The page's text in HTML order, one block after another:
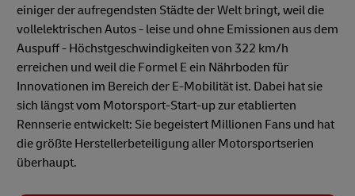
einiger der aufregendsten Städte der Welt bringt, weil die
vollelektrischen Autos - leise und ohne Emissionen aus dem
Auspuff - Höchstgeschwindigkeiten von 322 km/h
erreichen und weil die Formel E ein Nährboden für
Innovationen im Bereich der E-Mobilität ist. Dabei hat sie
sich längst vom Motorsport-Start-up zur etablierten
Rennserie entwickelt: Sie begeistert Millionen Fans und hat
die größte Herstellerbeteiligung aller Motorsportserien
überhaupt.